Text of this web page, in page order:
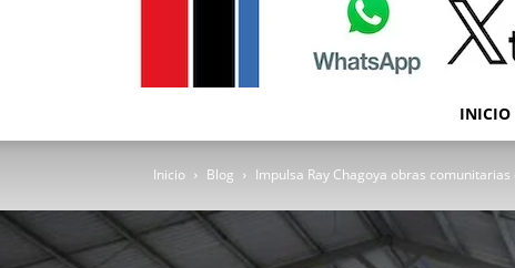
INICIO
Inicio Blog Impulsa Ray Chagoya obras